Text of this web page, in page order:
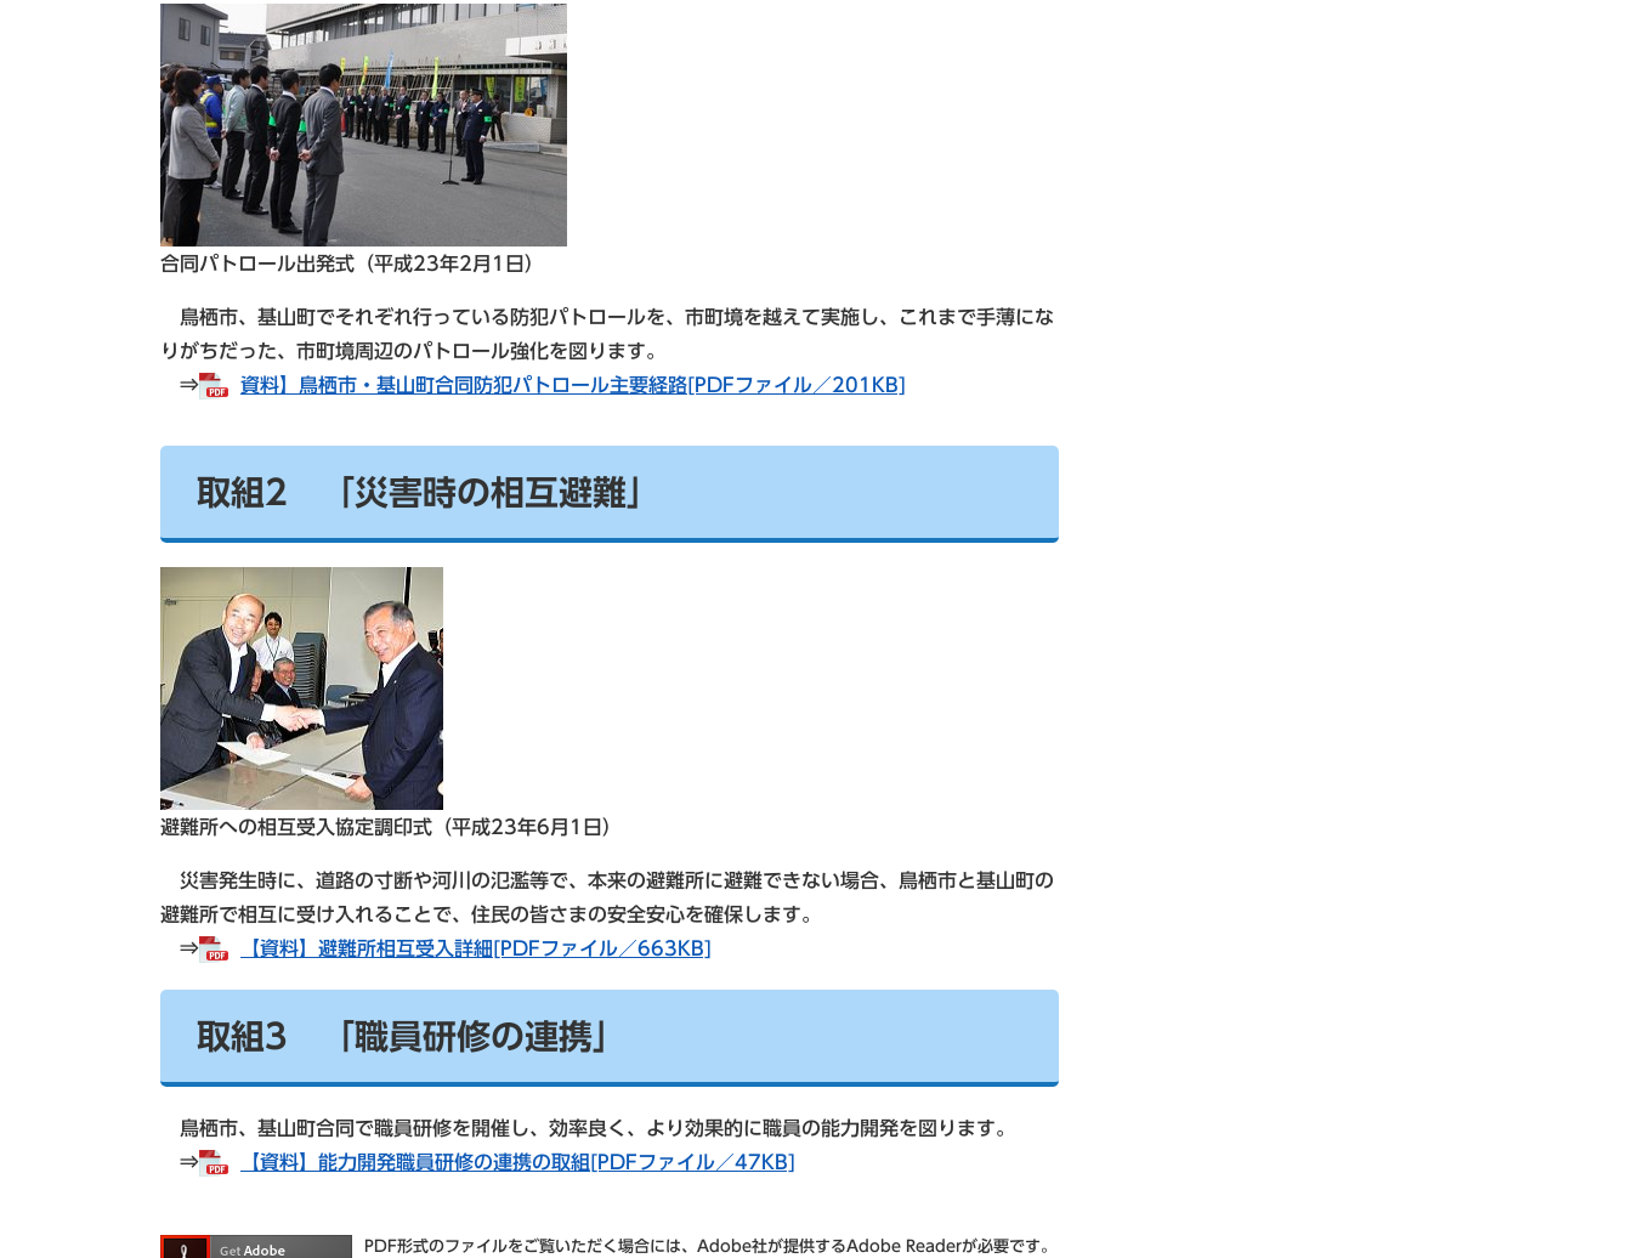
合同パトロール出発式（平成23年2月1日）
鳥栖市、基山町でそれぞれ行っている防犯パトロールを、市町境を越えて実施し、これまで手薄にな
りがちだった、市町境周辺のパトロール強化を図ります。
⇒
資料】鳥栖市・基山町合同防犯パトロール主要経路[PDFファイル／201KB]
取組2 「災害時の相互避難」
避難所への相互受入協定調印式（平成23年6月1日）
災害発生時に、道路の寸断や河川の氾濫等で、本来の避難所に避難できない場合、鳥栖市と基山町の
避難所で相互に受け入れることで、住民の皆さまの安全安心を確保します。
⇒
【資料】避難所相互受入詳細[PDFファイル／663KB]
取組3 「職員研修の連携」
鳥栖市、基山町合同で職員研修を開催し、効率良く、より効果的に職員の能力開発を図ります。
⇒
【資料】能力開発職員研修の連携の取組[PDFファイル／47KB]
PDF形式のファイルをご覧いただく場合には、Adobe社が提供するAdobe Readerが必要です。